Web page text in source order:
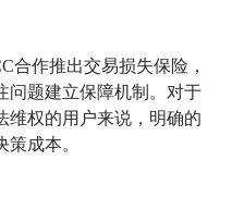
合作推出交易损失保险，
问题建立保障机制。对于
维权的用户来说，明确的
成本。